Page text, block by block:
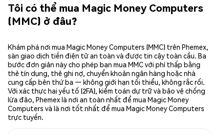
Tôi có thể mua Magic Money Computers
(MMC) ở đâu?
Khám phá nơi mua Magic Money Computers (MMC) trên Phemex,
sàn giao dịch tiền điện tử an toàn và được tin cậy toàn cầu. Ba
bước đơn giản này cho phép bạn mua MMC với phí thấp bằng
thẻ tín dụng, thẻ ghi nợ, chuyển khoản ngân hàng hoặc nhà
cung cấp bên thứ ba — không giới hạn tối thiểu, không rắc rối.
Với xác thực hai yếu tố (2FA), kiểm toán dự trữ và bảo vệ chống
lừa đảo, Phemex là nơi an toàn nhất để mua Magic Money
Computers và là nơi tốt nhất để mua Magic Money Computers
trực tuyến.